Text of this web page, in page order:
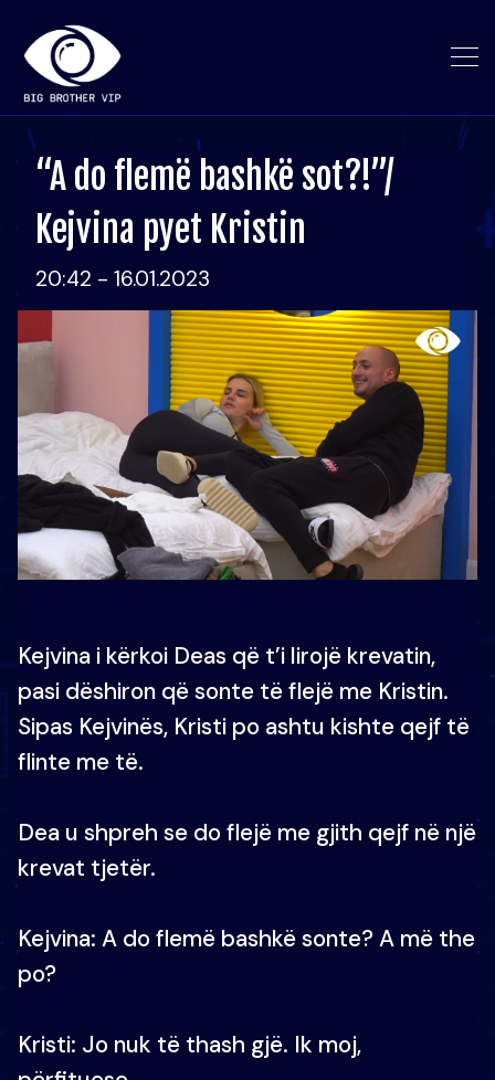
“A do flemë bashkë sot?!”/
Kejvina pyet Kristin
20:42 - 16.01.2023
Kejvina i kërkoi Deas që t’i lirojë krevatin,
pasi dëshiron që sonte të flejë me Kristin.
Sipas Kejvinës, Kristi po ashtu kishte qejf të
flinte me të.
Dea u shpreh se do flejë me gjith qejf në një
krevat tjetër.
Kejvina: A do flemë bashkë sonte? A më the
po?
Kristi: Jo nuk të thash gjë. Ik moj,